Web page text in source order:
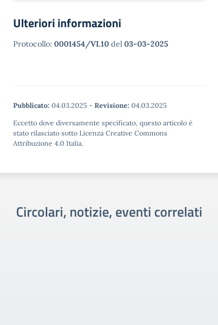
Ulteriori informazioni
Protocollo: 0001454/VI.10 del 03-03-2025
Pubblicato: 04.03.2025 - Revisione: 04.03.2025
Eccetto dove diversamente specificato, questo articolo è
stato rilasciato sotto Licenza Creative Commons
Attribuzione 4.0 Italia.
Circolari, notizie, eventi correlati